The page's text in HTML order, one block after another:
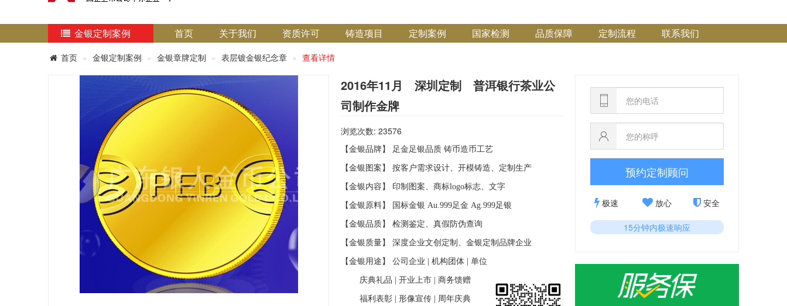
金银定制案例 首页 关于我们 资质许可 铸造项目 定制案例 国家检测 品质保障 定制流程 联系我们
首页 金银定制案例 金银章牌定制 表层镀金银纪念章 查看详情
2016年11月 深圳定制 普洱银行茶业公
司制作金牌
浏览次数: 23576
【金银品牌】 足金足银品质 铸币造币工艺
【金银图案】 按客户需求设计、开模铸造、定制生产
【金银内容】 印制图案、商标logo标志、文字
【金银原料】 国标金银 Au.999足金 Ag.999足银
【金银品质】 检测鉴定、真假防伪查询
【金银质量】 深度企业文创定制、金银定制品牌企业
【金银用途】 公司企业 机构团体 单位
庆典礼品 开业上市 商务馈赠
福利表彰 形像宣传 周年庆典
预约定制顾问
极速 放心 安全
15分钟内极速响应